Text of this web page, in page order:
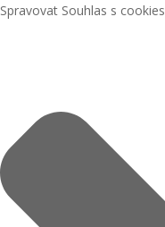
Spravovat Souhlas s cookies